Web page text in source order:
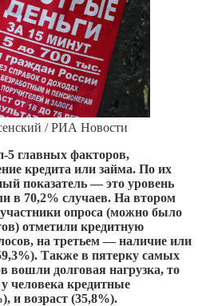
/ РИА Новости
5 главных факторов,
кредита или займа. По их
показатель — это уровень
в 70,2% случаев. На втором
опроса (можно было
отметили кредитную
на третьем — наличие или
Также в пятерку самых
вошли долговая нагрузка, то
человека кредитные
и возраст (35,8%).